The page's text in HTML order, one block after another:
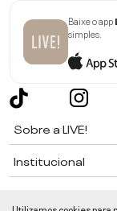
Baixe o app
simples.
Sobre a LIVE!
Institucional